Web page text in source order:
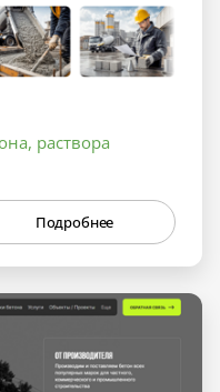
раствора
Подробнее